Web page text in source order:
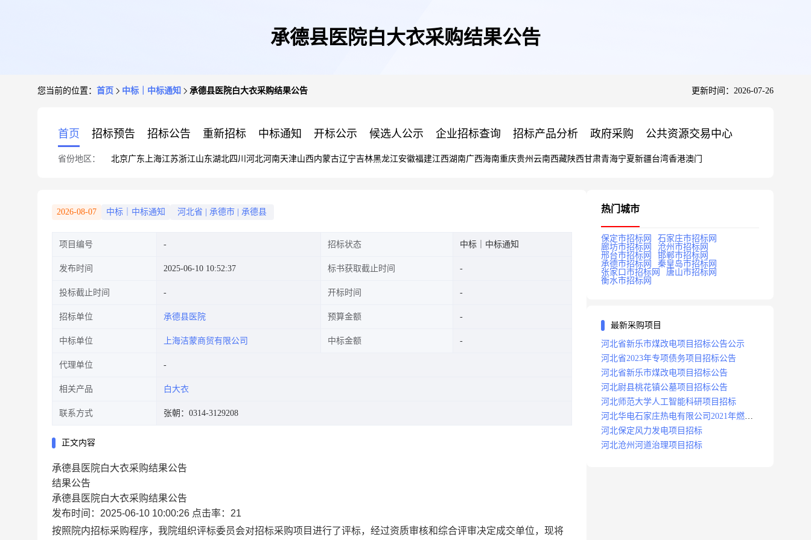
承德县医院白大衣采购结果公告
您当前的位置： 首页 中标｜中标通知 承德县医院白大衣采购结果公告 更新时间：2026-07-26
首页 招标预告 招标公告 重新招标 中标通知 开标公示 候选人公示 企业招标查询 招标产品分析 政府采购 公共资源交易中心
省份地区： 北京广东 上海江苏浙江山东湖北四川 河北河南天津山西内蒙古辽宁吉林黑龙江安徽福建江西湖南广西海南重庆贵州 云南西藏陕西甘肃青海宁夏新疆台湾香港澳门
2026-08-07 中标｜中标通知 河北省 承德市 承德县
项目编号 招标状态 中标｜中标通知
发布时间 2025-06-10 10:52:37 标书获取截止时间
投标截止时间 开标时间
招标单位 承德县医院 预算金额
中标单位 上海洁蒙商贸有限公司 中标金额
代理单位
相关产品 白大衣
联系方式 张朝：0314-3129208
正文内容
承德县医院白大衣采购结果公告
结果公告
承德县医院白大衣采购结果公告
发布时间：2025-06-10 10:00:26 点击率：21
按照院内招标采购程序，我院组织评标委员会对招标采购项目进行了评标，经过资质审核和综合评审决定成交单位，现将
热门城市
保定市招标网
石家庄市招标网
廊坊市招标网
沧州市招标网
邢台市招标网
邯郸市招标网
承德市招标网
秦皇岛市招标网
张家口市招标网
唐山市招标网
衡水市招标网
最新采购项目
河北省新乐市煤改电项目招标公告公示
河北省2023年专项债务项目招标公告
河北省新乐市煤改电项目招标公告
河北尉县桃花镇公墓项目招标公告
河北师范大学人工智能科研项目招标
河北华电石家庄热电有限公司2021年燃料
分场辅助运行项目招标公告
河北保定风力发电项目招标
河北沧州河道治理项目招标